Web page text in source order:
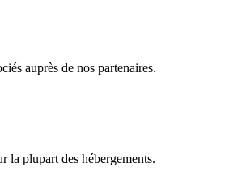
auprès de nos partenaires.
la plupart des hébergements.